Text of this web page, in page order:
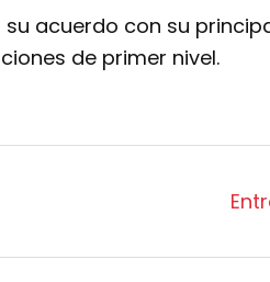
acuerdo con su
de primer nivel.